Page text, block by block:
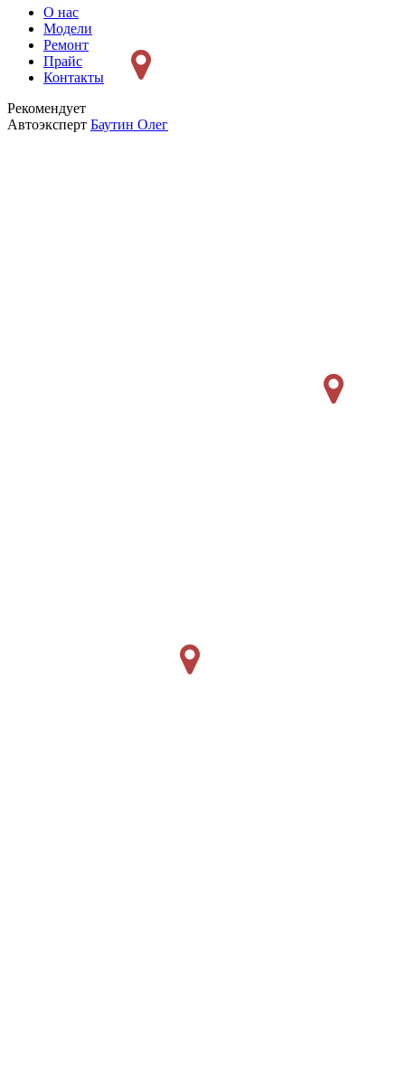
О нас
Модели
Ремонт
Прайс
Контакты
Рекомендует
Автоэксперт Баутин Олег